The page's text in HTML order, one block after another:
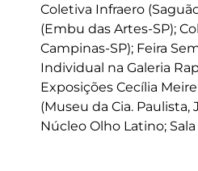
Coletiva Infraero
(Embu das Artes-SP);
Campinas-SP); Feira
Individual na Galeria
Exposições Cecília
(Museu da Cia.
Núcleo Olho Latino;